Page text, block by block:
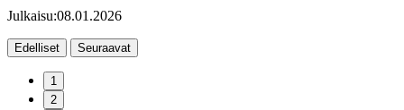
Julkaisu:08.01.2026
Edelliset Seuraavat
1
2